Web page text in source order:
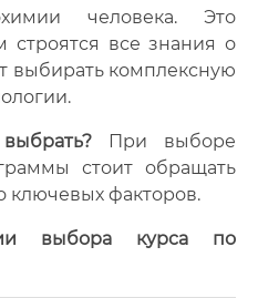
человека. Это
строятся все знания о
выбирать комплексную
При выборе
стоит обращать
ключевых факторов.
выбора курса по